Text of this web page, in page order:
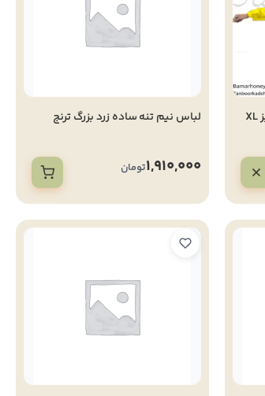
لباس زنبورداری پشت توردار سایز XL
لباس نیم تنه ساده زرد بزرگ ترنج
1,910,000تومان